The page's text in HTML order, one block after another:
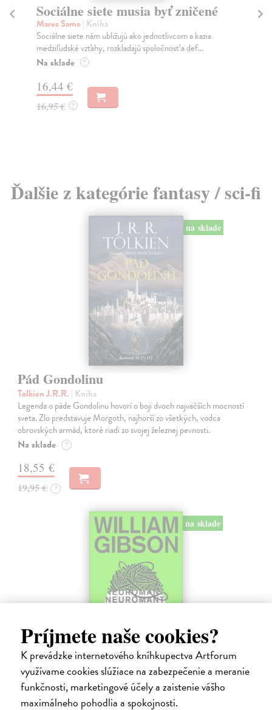
Príjmete naše cookies?
K prevádzke internetového kníhkupectva Artforum
využívame cookies slúžiace na zabezpečenie a meranie
funkčnosti, marketingové účely a zaistenie vášho
maximálneho pohodlia a spokojnosti.
Sociálne siete musia byť zničené
Marec Samo| Kniha
Sociálne siete nám ubližujú ako jednotlivcom a kazia
medziľudské vzťahy, rozkladajú spoločnosť a def...
Na sklade ?
16,44 €
16,95 € ?
Ďalšie z kategórie fantasy / sci-fi
na sklade
Pád Gondolinu
Tolkien J.R.R. | Kniha
Legenda o páde Gondolinu hovorí o boji dvoch najväčších mocností
sveta. Zlo predstavuje Morgoth, najhorší zo všetkých, vodca
obrovských armád, ktoré riadi zo svojej železnej pevnosti.
Na sklade ?
18,55 €
19,95 € ?
na sklade
Neuromant
Gibson William| Kniha
Základné dielo kyberpunku, klasika sci-fi a jedna z najsilnejších vízií